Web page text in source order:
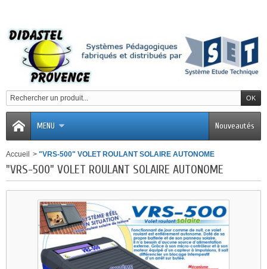
MENU Nouveautés
Accueil > "VRS-500" VOLET ROULANT SOLAIRE AUTONOME
"VRS-500" VOLET ROULANT SOLAIRE AUTONOME